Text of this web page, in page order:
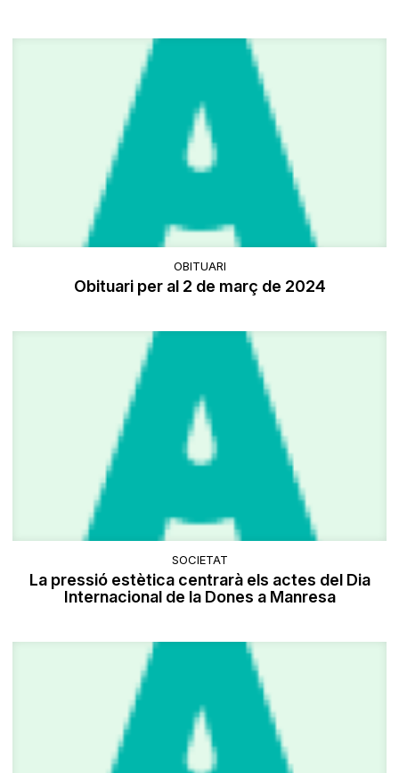
OBITUARI
Obituari per al 2 de març de 2024
SOCIETAT
La pressió estètica centrarà els actes del Dia
Internacional de la Dones a Manresa